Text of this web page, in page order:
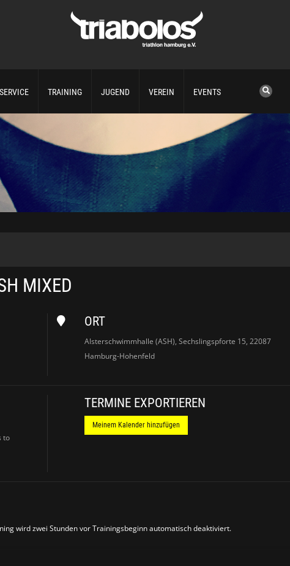
SERVICE TRAINING JUGEND VEREIN EVENTS
MIXED
ORT
Alsterschwimmhalle (ASH), Sechslingspforte 15, 22087
Hamburg-Hohenfeld
to
TERMINE EXPORTIEREN
Meinem Kalender hinzufügen
wird zwei Stunden vor Trainingsbeginn automatisch deaktiviert.